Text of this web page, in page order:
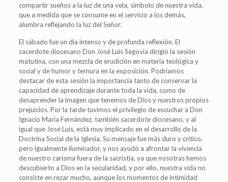
compartir sueños a la luz de una vela, símbolo de nuestra vida,
que a medida que se consume en el servicio a los demás,
alumbra reflejando la luz del Señor.
El sábado fue un día intenso y de profunda reflexión. El
sacerdote diocesano Don José Luís Segovia dirigió la sesión
matutina, con una mezcla de erudición en materia teológica y
social y de humor y ternura en la exposición. Podríamos
destacar de esta sesión la importancia tanto de conservar la
capacidad de aprendizaje durante toda la vida, como de
desaprender la imagen que tenemos de Dios y nuestros propios
prejuicios. Por la tarde tuvimos el privilegio de escuchar a Don
Ignacio María Fernández, también sacerdote diocesano, y al
igual que José Luis, está muy implicado en el desarrollo de la
Doctrina Social de la Iglesia. Su mensaje fue más duro y crítico,
pero igualmente iluminador, y nos ayudó a afrontar la vivencia
de nuestro carisma fuera de la sacristía, ya que nosotras hemos
descubierto a Dios en la secularidad, y por ello, nuestra vida no
consiste en rezar mucho, aunque los momentos de intimidad